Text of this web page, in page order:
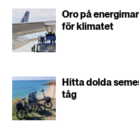
Oro på
för klimatet
Hitta dolda
tåg